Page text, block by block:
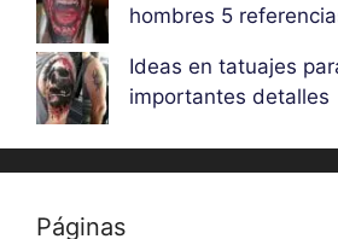
hombres 5
Ideas en tatuajes
importantes detalles
Páginas